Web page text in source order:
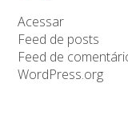
Acessar
Feed de posts
Feed de
WordPress.org